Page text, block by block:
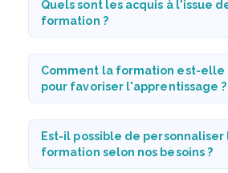
Quels sont les acquis à l'issue
formation ?
Comment la formation est-elle
pour favoriser l'apprentissage ?
Est-il possible de personnaliser
formation selon nos besoins ?